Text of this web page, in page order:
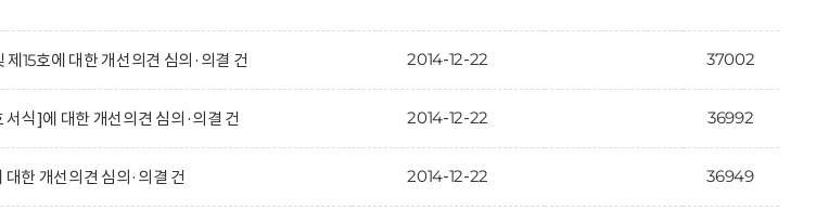
15호에 대한 개선의견 심의·의결 건 2014-12-22 37002
서식]에 대한 개선의견 심의·의결 건 2014-12-22 36992
한 개선의견 심의·의결 건 2014-12-22 36949